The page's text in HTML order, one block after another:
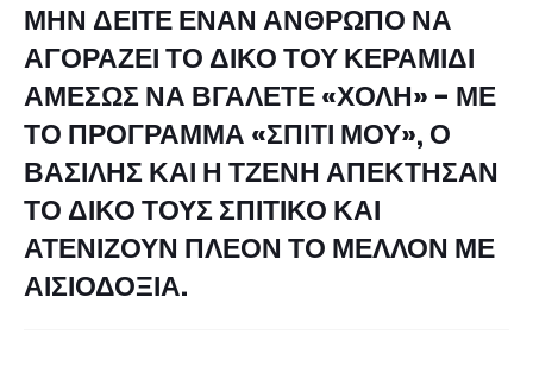
ΜΗΝ ΔΕΙΤΕ ΕΝΑΝ ΑΝΘΡΩΠΟ ΝΑ
ΑΓΟΡΑΖΕΙ ΤΟ ΔΙΚΟ ΤΟΥ ΚΕΡΑΜΙΔΙ
ΑΜΕΣΩΣ ΝΑ ΒΓΑΛΕΤΕ «ΧΟΛΗ» - ΜΕ
ΤΟ ΠΡΟΓΡΑΜΜΑ «ΣΠΙΤΙ ΜΟΥ», Ο
ΒΑΣΙΛΗΣ ΚΑΙ Η ΤΖΕΝΗ ΑΠΕΚΤΗΣΑΝ
ΤΟ ΔΙΚΟ ΤΟΥΣ ΣΠΙΤΙΚΟ ΚΑΙ
ΑΤΕΝΙΖΟΥΝ ΠΛΕΟΝ ΤΟ ΜΕΛΛΟΝ ΜΕ
ΑΙΣΙΟΔΟΞΙΑ.